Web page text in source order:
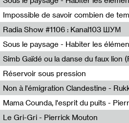
Nastassja Martin
Mélanie Blaison,Mateo Cuin
Radia Show #1106 : Kanal103 ШУМ
Kanal103
Nastassja Martin
Pierrick Mouton,Simb Gaïdé
Réservoir sous pression
Eden Tinto Collins,Rukku Djinne
Pierrick Mouton
Le Gri-Gri - Pierrick Mouton